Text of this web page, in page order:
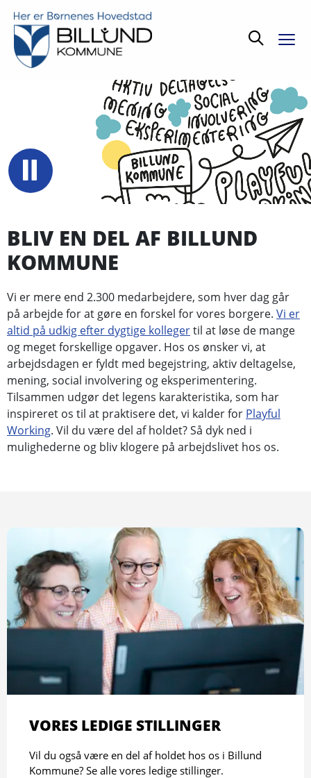
Søg
BLIV EN DEL AF BILLUND
KOMMUNE
Vi er mere end 2.300 medarbejdere, som hver dag går
på arbejde for at gøre en forskel for vores borgere. Vi er
altid på udkig efter dygtige kollegertil at løse de mange
og meget forskellige opgaver. Hos os ønsker vi, at
arbejdsdagen er fyldt med begejstring, aktiv deltagelse,
mening, social involvering og eksperimentering.
Tilsammen udgør det legens karakteristika, som har
inspireret os til at praktisere det, vi kalder for Playful
Working. Vil du være del af holdet? Så dyk ned i
mulighederne og bliv klogere på arbejdslivet hos os.
VORES LEDIGE STILLINGER
Vil du også være en del af holdet hos os i Billund
Kommune? Se alle vores ledige stillinger.